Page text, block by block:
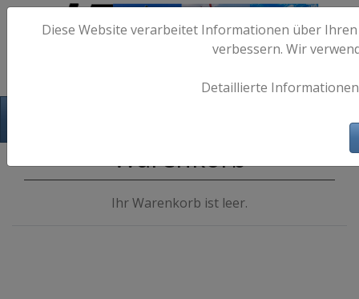
Warenkorb
Ihr Warenkorb ist leer.
Diese Website verarbeitet Informationen über
verbessern. Wir
Detaillierte